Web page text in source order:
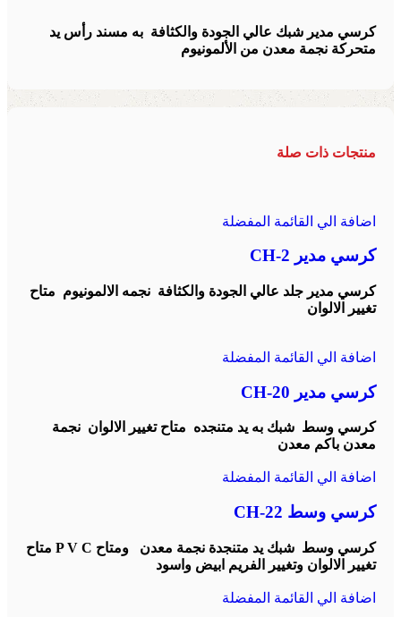
كرسي مدير شبك عالي الجودة والكثافة به مسند رأس يد
متحركة نجمة معدن من الألمونيوم
منتجات ذات صلة
اضافة الي القائمة المفضلة
كرسي مدير CH-2
كرسي مدير جلد عالي الجودة والكثافة نجمه الالمونيوم متاح
تغيير الالوان
اضافة الي القائمة المفضلة
كرسي مدير CH-20
كرسي وسط شبك به يد متنجده متاح تغيير الالوان نجمة
معدن باكم معدن
اضافة الي القائمة المفضلة
كرسي وسط CH-22
كرسي وسط شبك يد متنجدة نجمة معدن ومتاح P V C متاح
تغيير الالوان وتغيير الفريم ابيض واسود
اضافة الي القائمة المفضلة